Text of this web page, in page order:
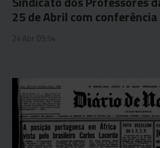
25 de Abril com
24 Abr 09:54